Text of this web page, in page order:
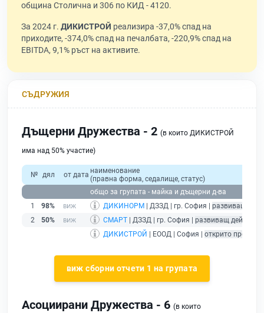
община Столична и 306 по КИД - 4120.
За 2024 г. ДИКИСТРОЙ реализира -37,0% спад на
приходите, -374,0% спад на печалбата, -220,9% спад на
EBITDA, 9,1% ръст на активите.
СЪДРУЖИЯ
Дъщерни Дружества - 2 (в които ДИКИСТРОЙ
има над 50% участие)
№ дял от дата наименование
(правна форма, седалище, статус)
общо за групата - майка и дъщерни д-ва
1
98% ДИКИНОРМ | ДЗЗД | гр. София | развиващ
2
50% СМАРТ | ДЗЗД | гр. София | развиващ дейност
ДИКИСТРОЙ
| ЕООД | София | открито
виж сборни отчети 1 на групата
Асоциирани Дружества - 6 (в които